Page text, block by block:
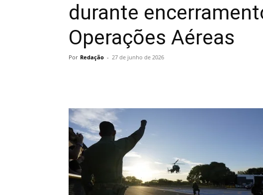
durante
Operações Aéreas
Por Redação - 27 de junho de 2026